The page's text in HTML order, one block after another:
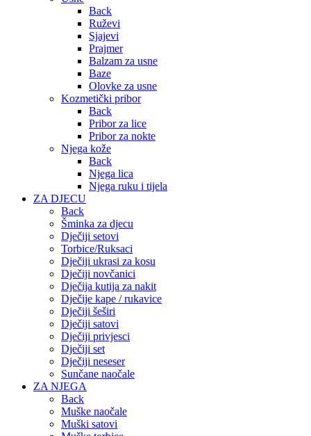
Back
Ruževi
Sjajevi
Prajmer
Balzam za usne
Baze
Olovke za usne
Kozmetički pribor
Back
Pribor za lice
Pribor za nokte
Njega kože
Back
Njega lica
Njega ruku i tijela
ZA DJECU
Back
Šminka za djecu
Dječiji setovi
Torbice/Ruksaci
Dječiji ukrasi za kosu
Dječiji novčanici
Dječija kutija za nakit
Dječije kape / rukavice
Dječiji šeširi
Dječiji satovi
Dječiji privjesci
Dječiji set
Dječiji neseser
Sunčane naočale
ZA NJEGA
Back
Muške naočale
Muški satovi